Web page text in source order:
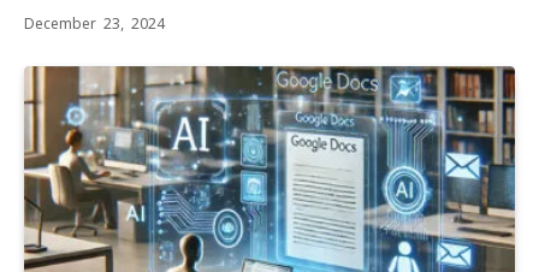
December 23, 2024